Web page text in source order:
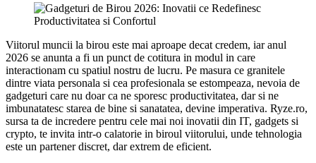
Viitorul muncii la birou este mai aproape decat credem, iar anul
2026 se anunta a fi un punct de cotitura in modul in care
interactionam cu spatiul nostru de lucru. Pe masura ce granitele
dintre viata personala si cea profesionala se estompeaza, nevoia de
gadgeturi care nu doar ca ne sporesc productivitatea, dar si ne
imbunatatesc starea de bine si sanatatea, devine imperativa. Ryze.ro,
sursa ta de incredere pentru cele mai noi inovatii din IT, gadgets si
crypto, te invita intr-o calatorie in biroul viitorului, unde tehnologia
este un partener discret, dar extrem de eficient.